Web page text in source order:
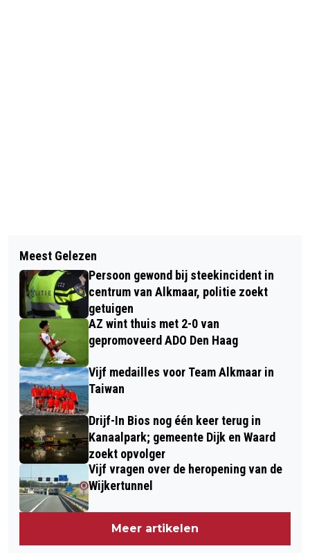
VITALITEITSMARKT XXL IN GROTE
KERK TREKT 1500 BEZOEKERS:
INSPIRERENDE DAG VOOR OUDEREN
VERKIEZINGSDIENST: D66 WINT
VERKIEZINGEN, PARTIJ NIET IN TE
HALEN OP STEMMEN
Meest Gelezen
Persoon gewond bij steekincident in
centrum van Alkmaar, politie zoekt
getuigen
AZ wint thuis met 2-0 van
gepromoveerd ADO Den Haag
Vijf medailles voor Team Alkmaar in
Taiwan
Drijf-In Bios nog één keer terug in
Kanaalpark; gemeente Dijk en Waard
zoekt opvolger
Vijf vragen over de heropening van de
Wijkertunnel
Meer artikelen